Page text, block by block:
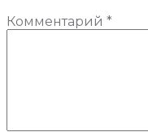
Комментарий *